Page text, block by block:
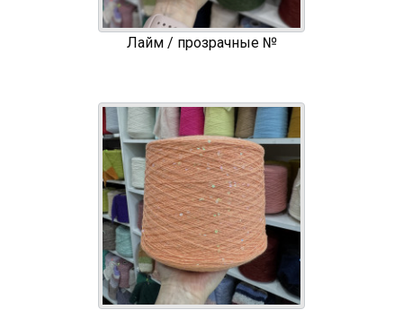
Лайм / прозрачные №